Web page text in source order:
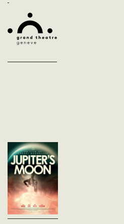
vost - 123'
Un jeune migrant se fait tirer
dessus alors qu'il traverse
illégalement la frontière. Sous
le coup de sa blessure, Aryan
découvre qu'il a désormais...